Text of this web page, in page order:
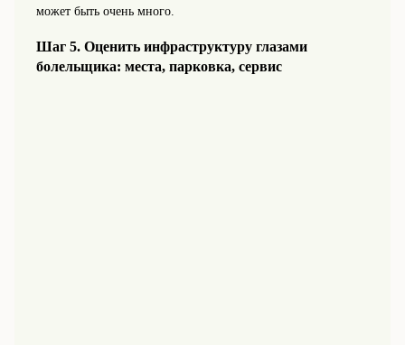
может быть очень много.
Шаг 5. Оценить инфраструктуру глазами
болельщика: места, парковка, сервис